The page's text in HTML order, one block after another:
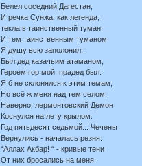
Белел соседний Дагестан,
И речка Сунжа, как легенда,
текла в таинственный туман.
И тем таинственным туманом
Я душу всю заполонил:
Был дед казачьим атаманом,
Героем гор мой прадед был.
Я б не склонялся к этим темам,
Но всё ж меня над тем селом,
Наверно, лермонтовский Демон
Коснулся на лету крылом.
Год пятьдесят седьмой... Чечены
Вернулись - началась резня.
“Аллах Акбар! “ - кривые тени
От них бросались на меня.